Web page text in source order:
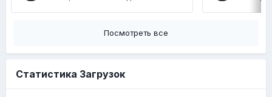
Посмотреть все
Статистика Загрузок